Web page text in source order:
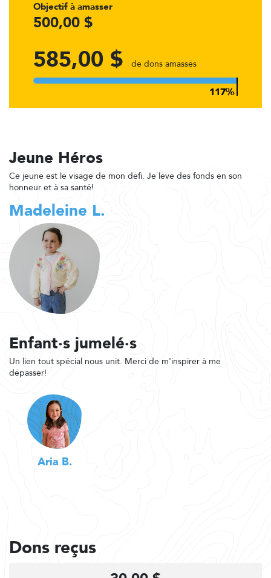
Objectif à amasser
500,00 $
585,00 $ de dons amassés
Jeune Héros
Ce jeune est le visage de mon défi. Je lève des fonds en son
honneur et à sa santé!
Madeleine L.
Enfant·s jumelé·s
Un lien tout spécial nous unit. Merci de m'inspirer à me
dépasser!
Aria B.
Dons reçus